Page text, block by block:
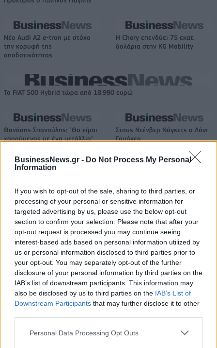
BusinessNews.gr - Do Not Process My Personal
Information
If you wish to opt-out of the sale, sharing to third parties, or
processing of your personal or sensitive information for
targeted advertising by us, please use the below opt-out
section to confirm your selection. Please note that after your
opt-out request is processed you may continue seeing
interest-based ads based on personal information utilized by
us or personal information disclosed to third parties prior to
your opt-out. You may separately opt-out of the further
disclosure of your personal information by third parties on the
IAB’s list of downstream participants. This information may
also be disclosed by us to third parties on the IAB’s List of
Downstream Participants that may further disclose it to other
Personal Data Processing Opt Outs
Νέο Audi A2 e-tron με στόχο
την κορυφή της
αποδοτικότητας
Η Chery επενδύει 75 εκατ.
δολάρια στην KG Mobility
Το FIAT 500 Hybrid τώρα από 18.990 ευρώ
Θανάσης Σπανούλης: "Θα είμαι
χαρούμενος με ένα μετάλλιο"
Στους Ντένβερ Νάγκετς ο Λόνι
Γουόκερ
Viohalco: Αυξημένος κατά 14%
ο τζίρος στο α' εξάμηνο, στα 4,3
δισ. ευρώ – Στα 446 εκατ. ευρώ
τα EBITDA
ΥΠΕΘΟΟ: Νέες επενδύσεις 1
δισ. ευρώ ως το 2028 για την
Ενέργεια
Η συμφωνία Arval-Athlon αναδιαμορφώνει την αγορά leasing
VW: Η δύσκολη εξίσωση της
18η συνεχόμενη χρονιά για τον